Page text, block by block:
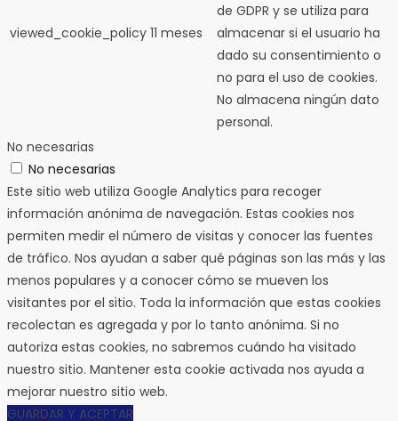
viewed_cookie_policy 11 meses
de GDPR y se utiliza para
almacenar si el usuario ha
dado su consentimiento o
no para el uso de cookies.
No almacena ningún dato
personal.
No necesarias
No necesarias
Este sitio web utiliza Google Analytics para recoger
información anónima de navegación. Estas cookies nos
permiten medir el número de visitas y conocer las fuentes
de tráfico. Nos ayudan a saber qué páginas son las más y las
menos populares y a conocer cómo se mueven los
visitantes por el sitio. Toda la información que estas cookies
recolectan es agregada y por lo tanto anónima. Si no
autoriza estas cookies, no sabremos cuándo ha visitado
nuestro sitio. Mantener esta cookie activada nos ayuda a
mejorar nuestro sitio web.
GUARDAR Y ACEPTAR